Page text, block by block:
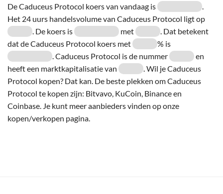
De Caduceus Protocol koers van vandaag is
.
Het 24 uurs handelsvolume van Caduceus Protocol ligt op
. De koers is
met
. Dat betekent
dat de Caduceus Protocol koers met
% is
. Caduceus Protocol is de nummer
en
heeft een marktkapitalisatie van
. Wil je Caduceus
Protocol kopen? Dat kan. De beste plekken om Caduceus
Protocol te kopen zijn: Bitvavo, KuCoin, Binance en
Coinbase. Je kunt meer aanbieders vinden op onze
kopen/verkopen pagina.